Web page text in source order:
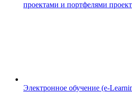
проектами и портфелями
Электронное обучение (e-